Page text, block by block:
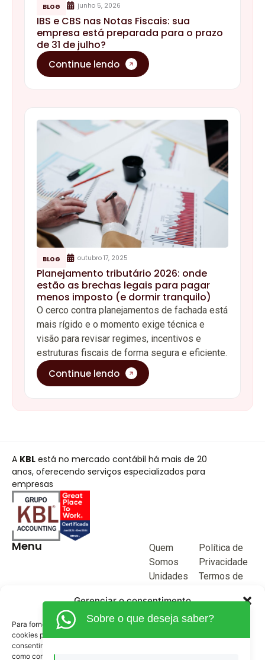
Gerenciar o consentimento
Para fornecer as melhores experiências, usamos tecnologias como
cookies para armazenar e/ou acessar informações do dispositivo. O
consentimento para essas tecnologias nos permitirá processar dados
como comportamento de navegação ou IDs exclusivos neste site. Não
BLOG junho 5, 2026
IBS e CBS nas Notas Fiscais: sua
empresa está preparada para o prazo
de 31 de julho?
Continue lendo
BLOG outubro 17, 2025
Planejamento tributário 2026: onde
estão as brechas legais para pagar
menos imposto (e dormir tranquilo)
O cerco contra planejamentos de fachada está
mais rígido e o momento exige técnica e
visão para revisar regimes, incentivos e
estruturas fiscais de forma segura e eficiente.
Continue lendo
A KBL está no mercado contábil há mais de 20
anos, oferecendo serviços especializados para
empresas
Menu
Quem
Somos
Unidades
Blog
Junte-se a
Política de
Privacidade
Termos de
Sobre o que deseja saber?